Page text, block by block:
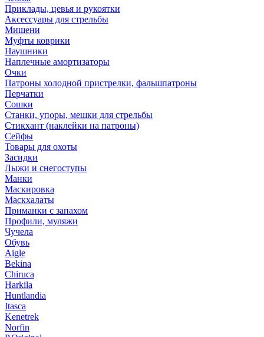
Приклады, цевья и рукоятки
Аксессуары для стрельбы
Мишени
Муфты коврики
Наушники
Наплечные амортизаторы
Очки
Патроны холодной пристрелки, фальшпатроны
Перчатки
Сошки
Станки, упоры, мешки для стрельбы
Стикхант (наклейки на патроны)
Сейфы
Товары для охоты
Засидки
Лыжи и снегоступы
Манки
Маскировка
Маскхалаты
Приманки с запахом
Профили, муляжи
Чучела
Обувь
Aigle
Bekina
Chiruсa
Harkila
Huntlandia
Itasca
Kenetrek
Norfin